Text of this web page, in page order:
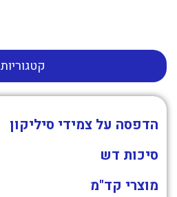
קטגוריות
הדפסה על צמידי סיליקון
סיכות דש
מוצרי קד"מ